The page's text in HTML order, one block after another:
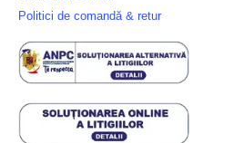
Politici de comandă & retur